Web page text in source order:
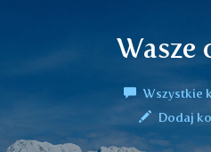
Wasze
Wszystkie
Dodaj